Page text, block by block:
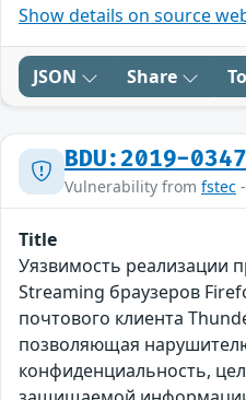
Show details on source
JSON Share
BDU:2019-
Vulnerability from fstec
Title
Уязвимость реализации
Streaming браузеров
почтового клиента
позволяющая
конфиденциальность,